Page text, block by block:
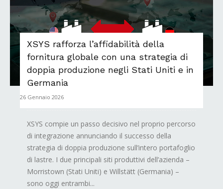
XSYS rafforza l’affidabilità della
fornitura globale con una strategia di
doppia produzione negli Stati Uniti e in
Germania
26 Gennaio 2026
XSYS compie un passo decisivo nel proprio percorso
di integrazione annunciando il successo della
strategia di doppia produzione sull’intero portafoglio
di lastre. I due principali siti produttivi dell’azienda –
Morristown (Stati Uniti) e Willstätt (Germania) –
sono oggi entrambi...